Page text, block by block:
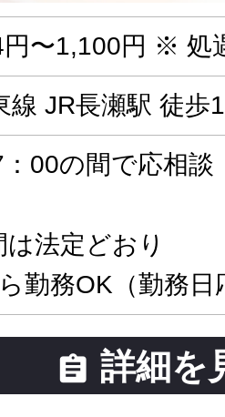
〜1,100円 ※ 処
線 JR長瀬駅 徒歩
00の間で応相談
法定どおり
勤務OK（勤務日
 詳細を